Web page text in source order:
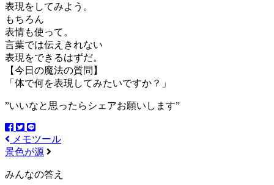
表現をしてみよう。
もちろん
表情も使って。
言葉では伝えきれない
表現をできるはずだ。
【今日の魔法の質問】
「体で何を表現してみたいですか？」
”いいなと思ったらシェアお願いします”
メモツール
景色が源
みんなの答え